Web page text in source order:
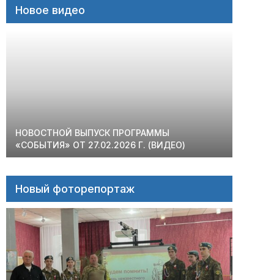
Новое видео
НОВОСТНОЙ ВЫПУСК ПРОГРАММЫ
«СОБЫТИЯ» ОТ 27.02.2026 Г. (ВИДЕО)
Новый фоторепортаж